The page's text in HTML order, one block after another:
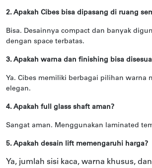
2. Apakah Cibes bisa dipasang di ruang
Bisa. Desainnya compact dan banyak
dengan space terbatas.
3. Apakah warna dan finishing bisa
Ya. Cibes memiliki berbagai pilihan warna
elegan.
4. Apakah full glass shaft aman?
Sangat aman. Menggunakan laminated
5. Apakah desain lift memengaruhi harga?
Ya, jumlah sisi kaca, warna khusus,